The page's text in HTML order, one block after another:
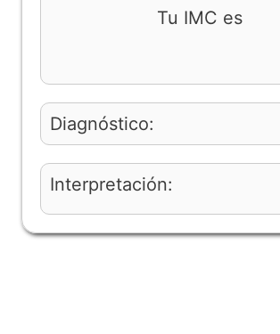
Tu IMC es
Diagnóstico:
Interpretación: